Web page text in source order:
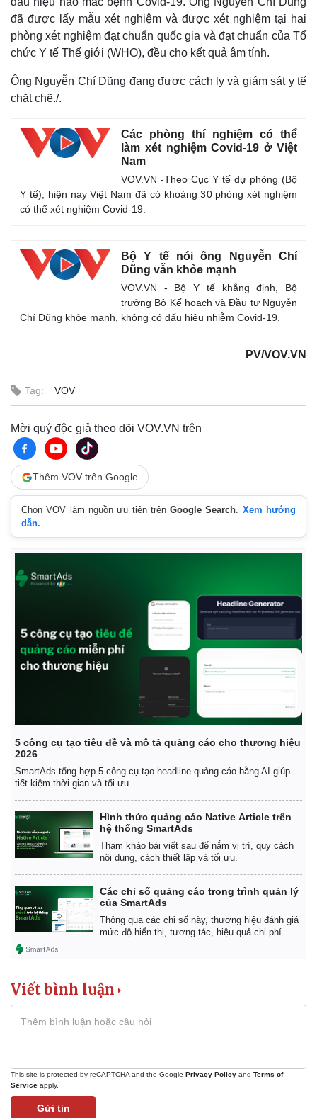
Kinh tế
Bất động sản
Khởi nghiệp
Tỷ giá
Chứng khoán
Pháp luật
Vụ án
đã được lấy mẫu xét nghiệm và được xét nghiệm tại hai
phòng xét nghiệm đạt chuẩn quốc gia và đạt chuẩn của Tổ
chức Y tế Thế giới (WHO), đều cho kết quả âm tính.
Ông Nguyễn Chí Dũng đang được cách ly và giám sát y tế
chặt chẽ./.
Các phòng thí nghiệm có thể
làm xét nghiệm Covid-19 ở Việt
Nam
VOV.VN -Theo Cục Y tế dự phòng (Bộ
Y tế), hiện nay Việt Nam đã có khoảng 30 phòng xét nghiệm
có thể xét nghiệm Covid-19.
Bộ Y tế nói ông Nguyễn Chí
Dũng vẫn khỏe mạnh
VOV.VN - Bộ Y tế khẳng định, Bộ
trưởng Bộ Kế hoạch và Đầu tư Nguyễn
Chí Dũng khỏe mạnh, không có dấu hiệu nhiễm Covid-19.
PV/VOV.VN
Tag: VOV
Mời quý độc giả theo dõi VOV.VN trên
Thêm VOV trên Google
Chọn VOV làm nguồn ưu tiên trênGoogle Search. Xem hướng
dẫn.
5 công cụ tạo tiêu đề và mô tả quảng cáo cho thương hiệu
2026
SmartAds tổng hợp 5 công cụ tạo headline quảng cáo bằng AI giúp
tiết kiệm thời gian và tối ưu.
Hình thức quảng cáo Native Article trên
hệ thống SmartAds
Tham khảo bài viết sau để nắm vị trí, quy cách
nội dung, cách thiết lập và tối ưu.
Các chỉ số quảng cáo trong trình quản lý
của SmartAds
Thông qua các chỉ số này, thương hiệu đánh giá
mức độ hiển thị, tương tác, hiệu quả chi phí.
Viết bình luận
This site is protected by reCAPTCHA and the Google Privacy Policy and Terms of
Service apply.
Gửi tin